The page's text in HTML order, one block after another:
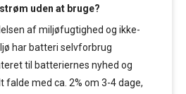
uden at bruge?
af miljøfugtighed og ikke-
har batteri selvforbrug
til batteriernes nyhed og
falde med ca. 2% om 3-4 dage,